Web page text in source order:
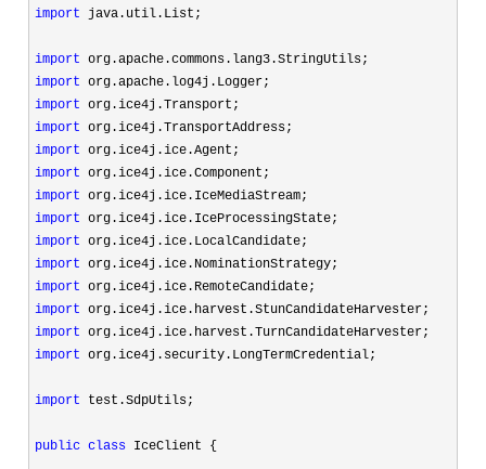
import java.util.List;
import
import
import
import
import
import
import
import
import
import
import
import
import
import org.ice4j.security.LongTermCredential;
import test.SdpUtils;
public class IceClient {